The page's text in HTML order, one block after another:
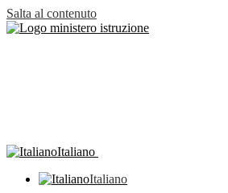
Salta al contenuto
Italiano
Italiano